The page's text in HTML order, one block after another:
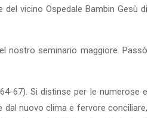
vicino Ospedale Bambin Gesù di
nostro seminario maggiore. Passò
67). Si distinse per le numerose e
nuovo clima e fervore conciliare,